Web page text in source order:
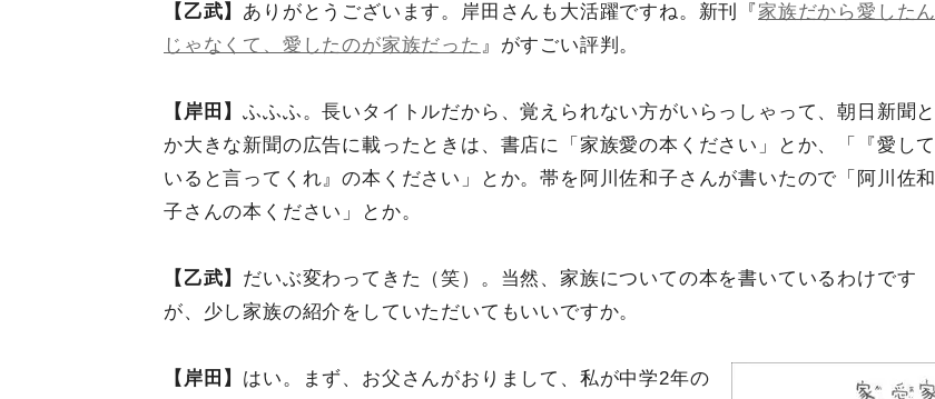
【乙武】 ありがとうございます。岸田さんも大活躍ですね。新刊『 家族だから愛したん
じゃなくて、愛したのが家族だった 』がすごい評判。
【岸田】ふふふ。長いタイトルだから、覚えられない方がいらっしゃって、朝日新聞と
か大きな新聞の広告に載ったときは、書店に「家族愛の本ください」とか、「『愛して
いると言ってくれ』の本ください」とか。帯を阿川佐和子さんが書いたので「阿川佐和
子さんの本ください」とか。
【乙武】 だいぶ変わってきた（笑）。当然、家族についての本を書いているわけです
が、少し家族の紹介をしていただいてもいいですか。
【岸田】 はい。まず、お父さんがおりまして、私が中学2年の